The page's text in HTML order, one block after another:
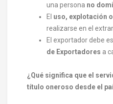
una persona no
El uso, explotación
realizarse en el
El exportador debe
de Exportadores a
¿Qué significa que el
título oneroso desde el